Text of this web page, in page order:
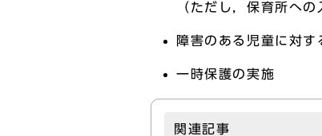
（ただし，保育所への
障害のある児童に対
一時保護の実施
関連記事